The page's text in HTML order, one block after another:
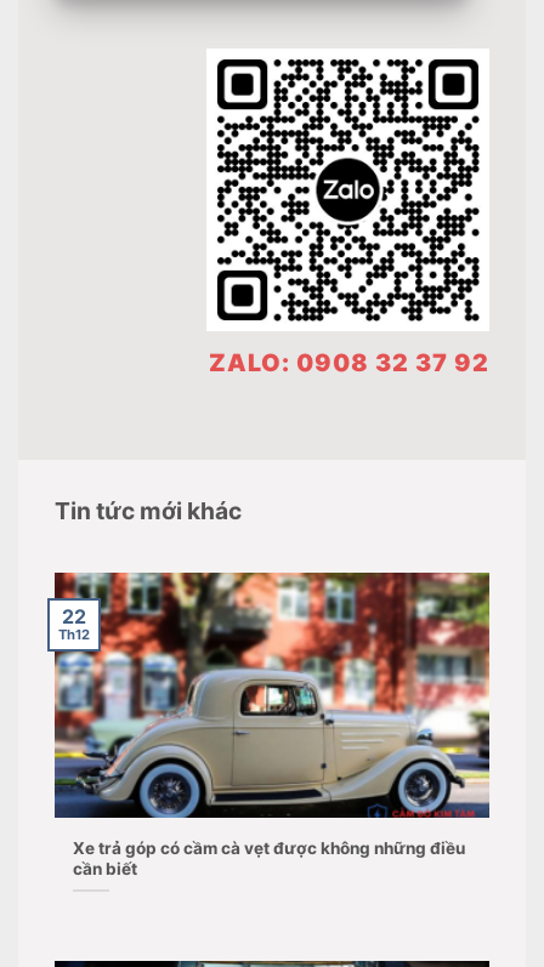
ZALO: 0908 32 37 92
Tin tức mới khác
Xe trả góp có cầm cà vẹt được không những điều
cần biết
22
Th12